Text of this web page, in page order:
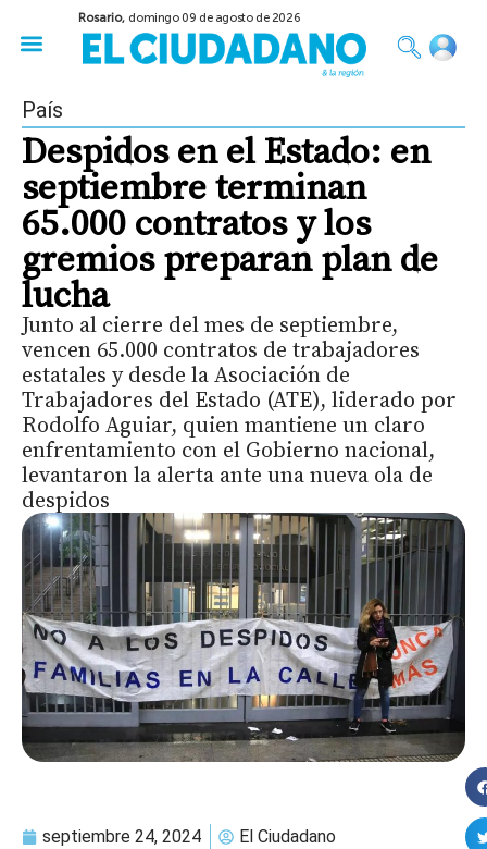
Rosario, domingo 09 de agosto de 2026
País
Despidos en el Estado: en
septiembre terminan
65.000 contratos y los
gremios preparan plan de
lucha
Junto al cierre del mes de septiembre,
vencen 65.000 contratos de trabajadores
estatales y desde la Asociación de
Trabajadores del Estado (ATE), liderado por
Rodolfo Aguiar, quien mantiene un claro
enfrentamiento con el Gobierno nacional,
levantaron la alerta ante una nueva ola de
despidos
septiembre 24, 2024 El Ciudadano